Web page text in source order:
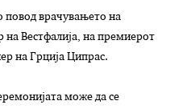
повод врачувањето на
на Вестфалија, на премиерот
на Грција Ципрас.
може да се